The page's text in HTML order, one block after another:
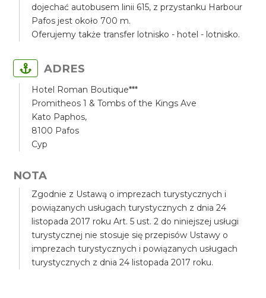
dojechać autobusem linii 615, z przystanku Harbour
Pafos jest około 700 m.
Oferujemy także transfer lotnisko - hotel - lotnisko.
ADRES
Hotel Roman Boutique***
Promitheos 1 & Tombs of the Kings Ave
Kato Paphos,
8100 Pafos
Cyp
NOTA
Zgodnie z Ustawą o imprezach turystycznych i
powiązanych usługach turystycznych z dnia 24
listopada 2017 roku Art. 5 ust. 2 do niniejszej usługi
turystycznej nie stosuje się przepisów Ustawy o
imprezach turystycznych i powiązanych usługach
turystycznych z dnia 24 listopada 2017 roku.